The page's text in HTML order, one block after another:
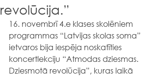
revolūcija.”
16. novembrī 4.e klases skolēniem
programmas “Latvijas skolas soma”
ietvaros bija iespēja noskatīties
koncertlekciju “Atmodas dziesmas.
Dziesmotā revolūcija”, kuras laikā